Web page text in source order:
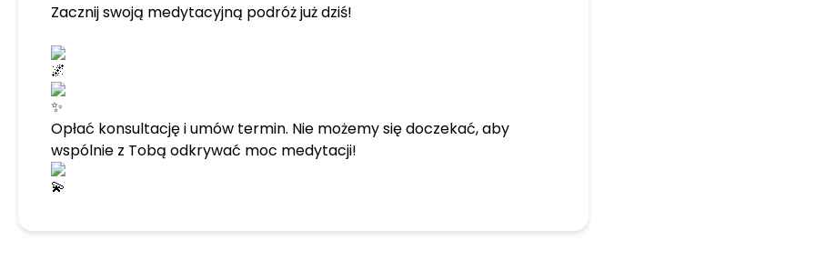
Zacznij swoją medytacyjną podróż już dziś!
Opłać konsultację i umów termin. Nie możemy się doczekać, aby
wspólnie z Tobą odkrywać moc medytacji!